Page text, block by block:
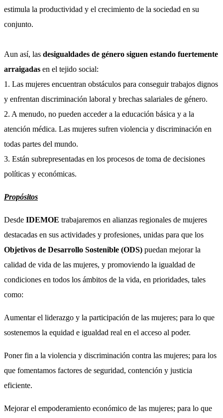
estimula la productividad y el crecimiento de la sociedad en su
conjunto.
Aun así, las desigualdades de género siguen estando fuertemente
arraigadas en el tejido social:
1. Las mujeres encuentran obstáculos para conseguir trabajos dignos
y enfrentan discriminación laboral y brechas salariales de género.
2. A menudo, no pueden acceder a la educación básica y a la
atención médica. Las mujeres sufren violencia y discriminación en
todas partes del mundo.
3. Están subrepresentadas en los procesos de toma de decisiones
políticas y económicas.
Propósitos
Desde IDEMOE trabajaremos en alianzas regionales de mujeres
destacadas en sus actividades y profesiones, unidas para que los
Objetivos de Desarrollo Sostenible (ODS) puedan mejorar la
calidad de vida de las mujeres, y promoviendo la igualdad de
condiciones en todos los ámbitos de la vida, en prioridades, tales
como:
Aumentar el liderazgo y la participación de las mujeres; para lo que
sostenemos la equidad e igualdad real en el acceso al poder.
Poner fin a la violencia y discriminación contra las mujeres; para los
que fomentamos factores de seguridad, contención y justicia
eficiente.
Mejorar el empoderamiento económico de las mujeres; para lo que